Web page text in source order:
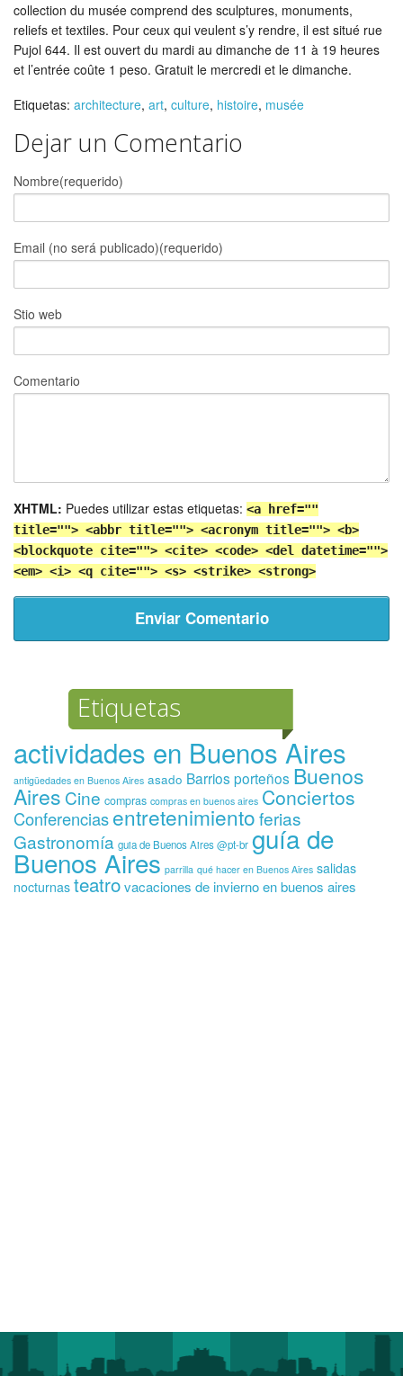
collection du musée comprend des sculptures, monuments,
reliefs et textiles. Pour ceux qui veulent s’y rendre, il est situé rue
Pujol 644. Il est ouvert du mardi au dimanche de 11 à 19 heures
et l’entrée coûte 1 peso. Gratuit le mercredi et le dimanche.
Etiquetas: architecture, art, culture, histoire, musée
Dejar un Comentario
Nombre(requerido)
Email (no será publicado)(requerido)
Stio web
Comentario
XHTML: Puedes utilizar estas etiquetas: <a href=""
title=""> <abbr title=""> <acronym title=""> <b>
<blockquote cite=""> <cite> <code> <del datetime="">
<em> <i> <q cite=""> <s> <strike> <strong>
Etiquetas
actividades en Buenos Aires
antigüedades en Buenos Aires asado Barrios porteños Buenos
Aires Cine compras compras en buenos aires Conciertos
Conferenciasentretenimientoferias
Gastronomía guia de Buenos Aires @pt-br guía de
Buenos Aires parrilla qué hacer en Buenos Aires salidas
nocturnas teatrovacaciones de invierno en buenos aires